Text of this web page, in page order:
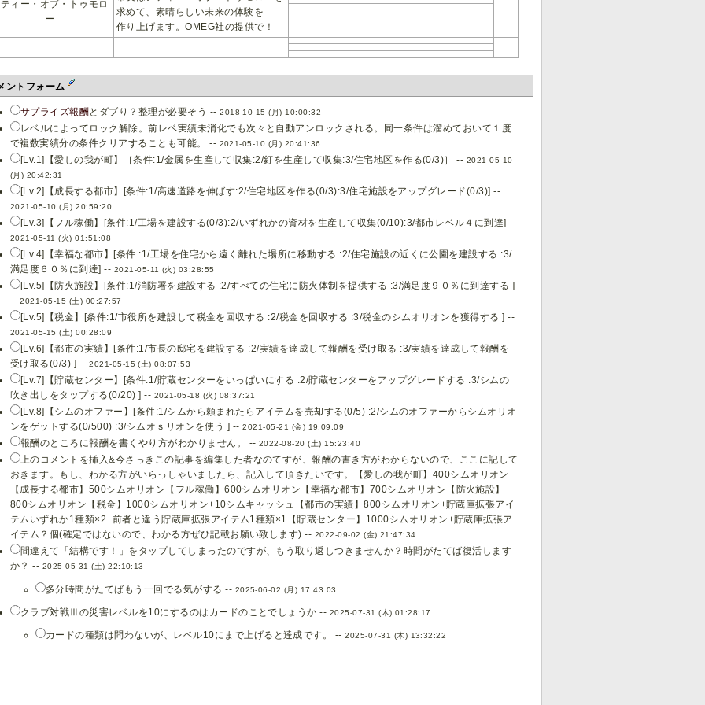
ィー・オブ・トゥモロ
ー
求めて、素晴らしい未来の体験を
作り上げます。OMEG社の提供で！
ントフォーム
サプライズ報酬 とダブり？整理が必要そう --2018-10-15 (月) 10:00:32
レベルによってロック解除。前レベ実績未消化でも次々と自動アンロックされる。同一条件は溜めておいて１度
で複数実績分の条件クリアすることも可能。 -- 2021-05-10 (月) 20:41:36
[Lv.1]【愛しの我が町】［条件:1/金属を生産して収集:2/釘を生産して収集:3/住宅地区を作る(0/3)］ -- 2021-05-10
(月) 20:42:31
[Lv.2]【成長する都市】[条件:1/高速道路を伸ばす:2/住宅地区を作る(0/3):3/住宅施設をアップグレード(0/3)] --
2021-05-10 (月) 20:59:20
[Lv.3]【フル稼働】[条件:1/工場を建設する(0/3):2/いずれかの資材を生産して収集(0/10):3/都市レベル４に到達] --
2021-05-11 (火) 01:51:08
[Lv.4]【幸福な都市】[条件 :1/工場を住宅から遠く離れた場所に移動する :2/住宅施設の近くに公園を建設する :3/
満足度６０％に到達] -- 2021-05-11 (火) 03:28:55
[Lv.5]【防火施設】[条件:1/消防署を建設する :2/すべての住宅に防火体制を提供する :3/満足度９０％に到達する ]
--2021-05-15 (土) 00:27:57
[Lv.5]【税金】[条件:1/市役所を建設して税金を回収する :2/税金を回収する :3/税金のシムオリオンを獲得する ] --
2021-05-15 (土) 00:28:09
[Lv.6]【都市の実績】[条件:1/市長の邸宅を建設する :2/実績を達成して報酬を受け取る :3/実績を達成して報酬を
受け取る(0/3) ] --2021-05-15 (土) 08:07:53
[Lv.7]【貯蔵センター】[条件:1/貯蔵センターをいっぱいにする :2/貯蔵センターをアップグレードする :3/シムの
吹き出しをタップする(0/20) ] -- 2021-05-18 (火) 08:37:21
[Lv.8]【シムのオファー】[条件:1/シムから頼まれたらアイテムを売却する(0/5) :2/シムのオファーからシムオリオ
ンをゲットする(0/500) :3/シムオｓリオンを使う ] --2021-05-21 (金) 19:09:09
報酬のところに報酬を書くやり方がわかりません。 -- 2022-08-20 (土) 15:23:40
上のコメントを挿入&今さっきこの記事を編集した者なのてすが、報酬の書き方がわからないので、ここに記して
おきます。もし、わかる方がいらっしゃいましたら、記入して頂きたいです。【愛しの我が町】400シムオリオン
【成長する都市】500シムオリオン【フル稼働】600シムオリオン【幸福な都市】700シムオリオン【防火施設】
800シムオリオン【税金】1000シムオリオン+10シムキャッシュ【都市の実績】800シムオリオン+貯蔵庫拡張アイ
テムいずれか1種類×2+前者と違う貯蔵庫拡張アイテム1種類×1【貯蔵センター】1000シムオリオン+貯蔵庫拡張ア
イテム？個(確定ではないので、わかる方ぜひ記載お願い致します) -- 2022-09-02 (金) 21:47:34
間違えて「結構です！」をタップしてしまったのですが、もう取り返しつきませんか？時間がたてば復活します
か？ -- 2025-05-31 (土) 22:10:13
多分時間がたてばもう一回でる気がする -- 2025-06-02 (月) 17:43:03
クラブ対戦Ⅲの災害レベルを10にするのはカードのことでしょうか -- 2025-07-31 (木) 01:28:17
カードの種類は問わないが、レベル10にまで上げると達成です。 --2025-07-31 (木) 13:32:22